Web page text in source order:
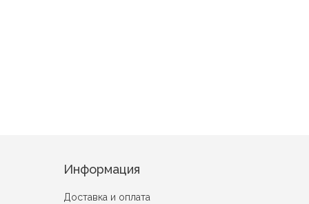
Информация
Доставка и оплата